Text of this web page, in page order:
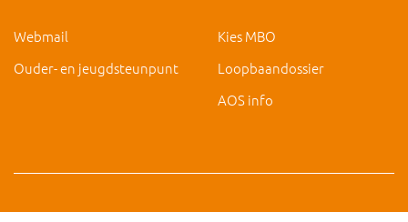
Webmail
Ouder- en jeugdsteunpunt
Kies MBO
Loopbaandossier
AOS info
Copyright 2019 IVO Deurne | hc@ivo-deurne.nl|Cookies